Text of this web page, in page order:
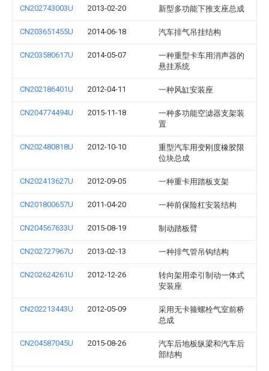
CN202743003U 2013-02-20 新型多功能下推支座总成
CN203651455U 2014-06-18 汽车排气吊挂结构
CN203580617U 2014-05-07
一种重型卡车用消声器的
悬挂系统
CN202186401U 2012-04-11 一种风缸安装座
CN204774494U 2015-11-18
一种多功能空滤器支架装
置
CN202480818U 2012-10-10
重型汽车用变刚度橡胶限
位块总成
CN202413627U 2012-09-05 一种重卡用踏板支架
CN201800657U 2011-04-20 一种前保险杠安装结构
CN204567633U 2015-08-19 制动踏板臂
CN202727967U 2013-02-13 一种排气管吊钩结构
CN202624261U 2012-12-26
转向架用牵引制动一体式
安装座
CN202213443U 2012-05-09
采用无卡箍螺栓气室前桥
总成
CN204587045U 2015-08-26
汽车后地板纵梁和汽车后
部结构